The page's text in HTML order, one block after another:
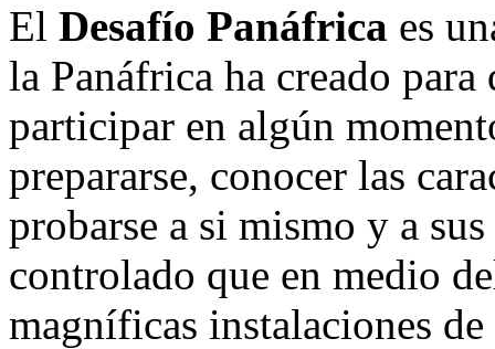
El Desafío Panáfrica es
la Panáfrica ha creado
participar en algún
prepararse, conocer las
probarse a si mismo y a
controlado que en medio
magníficas instalaciones de